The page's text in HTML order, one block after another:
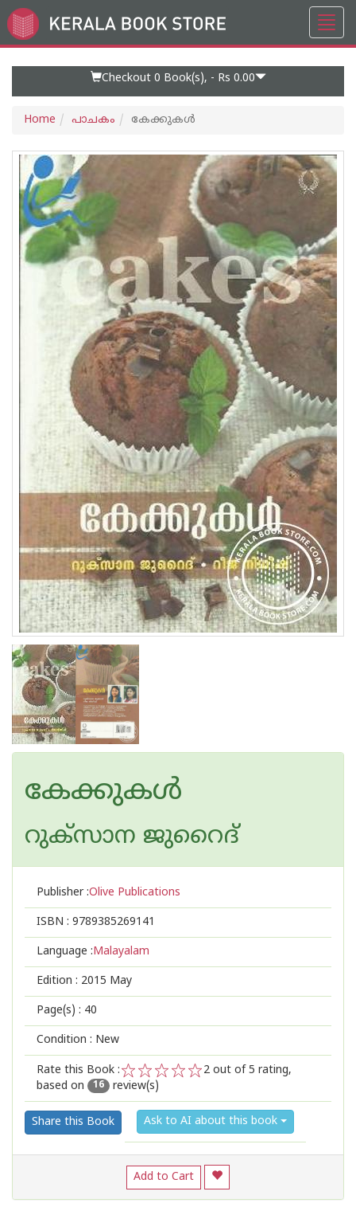
Go
to
Checkout 0 Book(s), - Rs 0.00
Home പാചകം കേക്കുകള്‍
കേക്കുകള്‍
റുക്സാന ജുറൈദ്
Publisher :Olive Publications
ISBN : 9789385269141
Language :Malayalam
Edition : 2015 May
Page(s) : 40
Condition : New
Rate this Book :
3
2
1
2 out of 5 rating,
based on
16 review(s)
Share this Book Ask to AI about this book
Add to Cart